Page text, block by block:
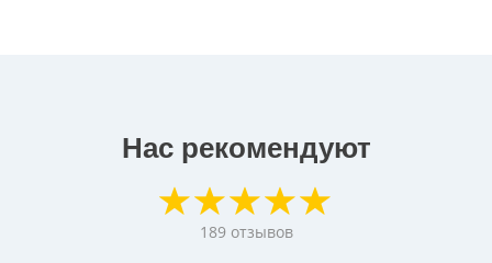
Нас рекомендуют
189 отзывов